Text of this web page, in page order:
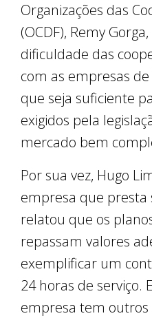
Organizações das
(OCDF), Remy
dificuldade das
com as empresas
que seja suficiente
exigidos pela
mercado bem
Por sua vez, Hugo
empresa que presta
relatou que os
repassam valores
exemplificar um
24 horas de serviço.
empresa tem outros